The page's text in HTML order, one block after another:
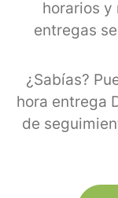
horarios y
entregas
¿Sabías?
hora entrega
de